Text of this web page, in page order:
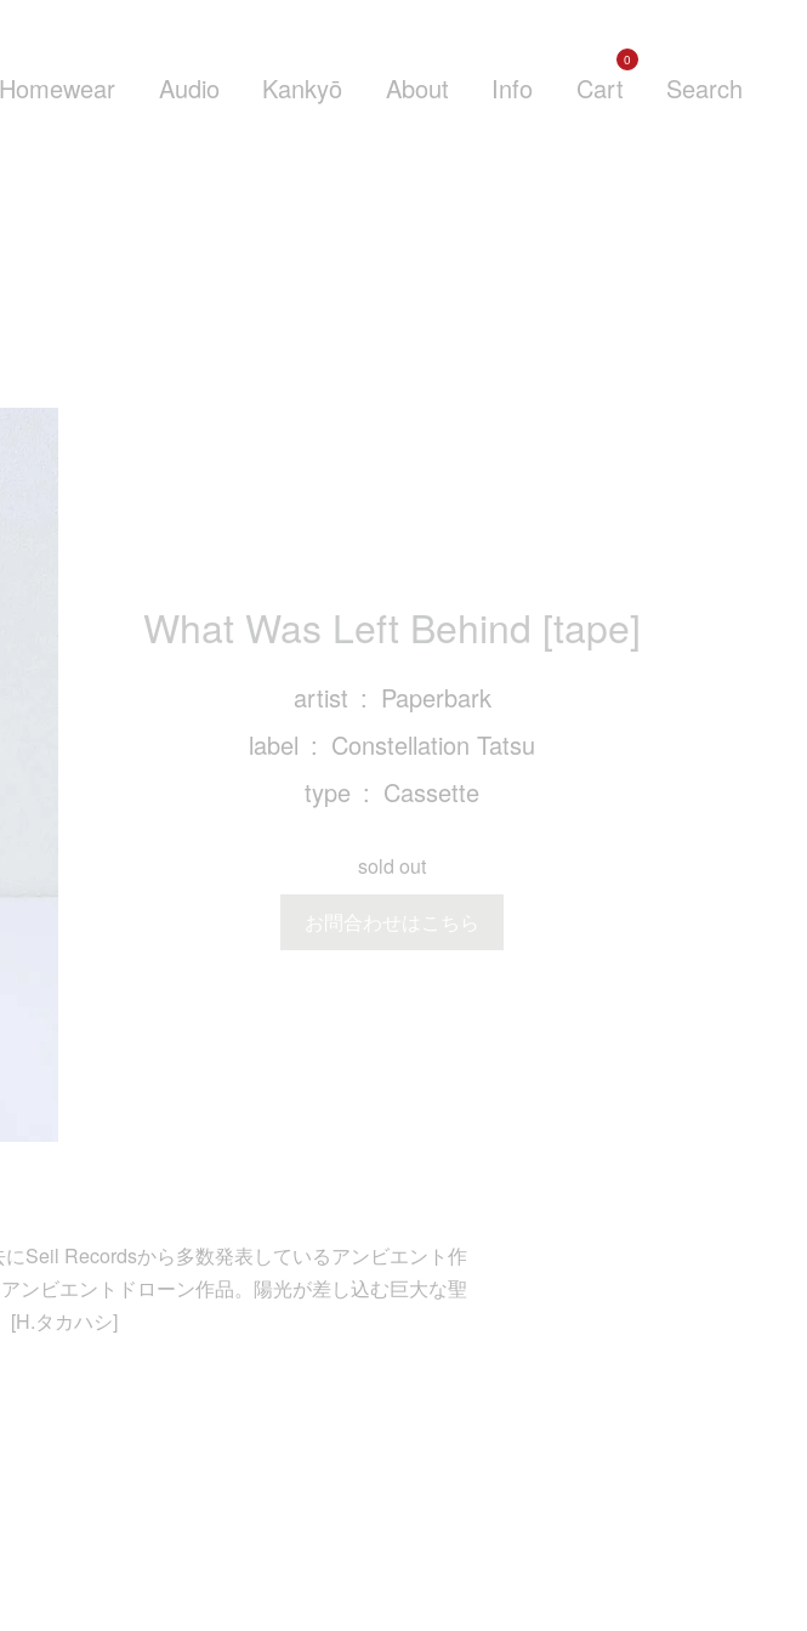
Homewear Audio Kankyō About Info Cart
0
Search
What Was Left Behind [tape]
artist
Paperbark
label
Constellation Tatsu
type
Cassette
sold out
お問合わせはこちら
Seil Recordsから多数発表しているアンビエント作
ンビエントドローン作品。陽光が差し込む巨大な聖
[H.タカハシ]